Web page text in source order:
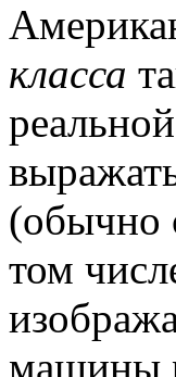
класса
(обычно
том
машины